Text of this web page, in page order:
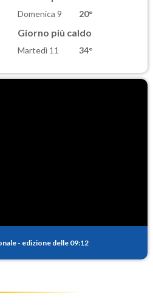
Domenica 9 20°
Giorno più caldo
Martedì 11 34°
- edizione delle 09:12